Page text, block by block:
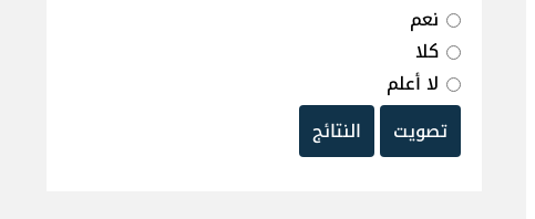
نعم
كلا
لا أعلم
تصويت
النتائج